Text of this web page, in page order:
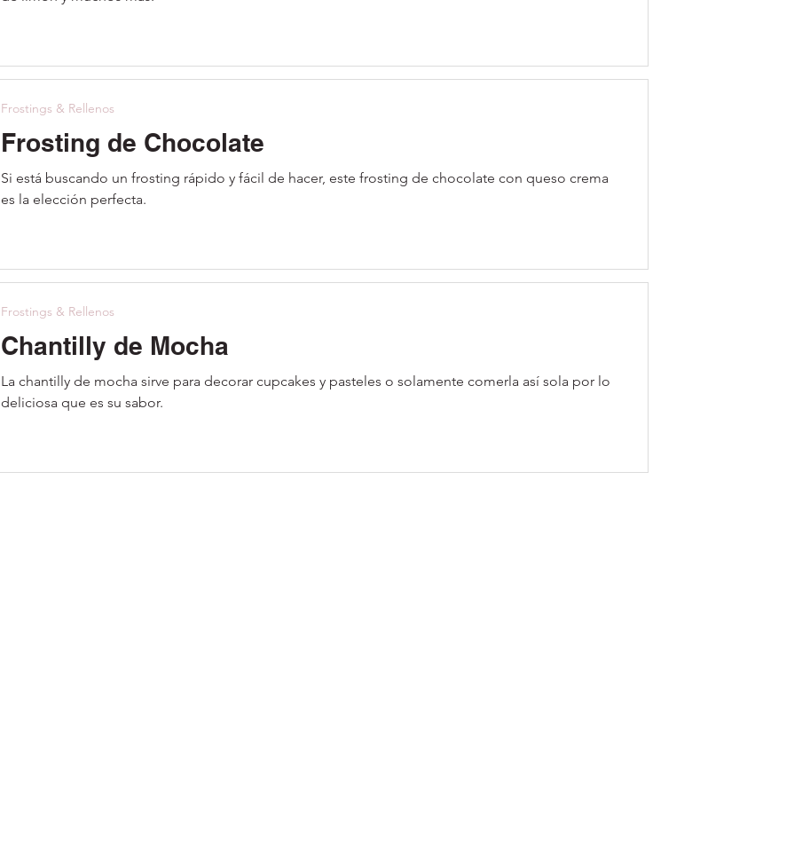
Frosting de Chocolate
Si está buscando un frosting rápido y fácil de hacer, este frosting de chocolate con queso crema
es la elección perfecta.
Frostings & Rellenos
Chantilly de Mocha
La chantilly de mocha sirve para decorar cupcakes y pasteles o solamente comerla así sola por lo
deliciosa que es su sabor.
Frostings & Rellenos